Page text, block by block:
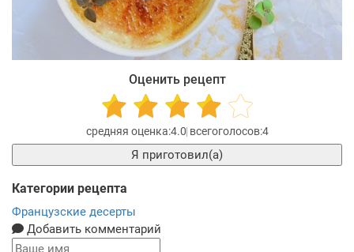
Оценить рецепт
4.0 4
Я приготовил(а)
Категории рецепта
Французские десерты
Добавить комментарий